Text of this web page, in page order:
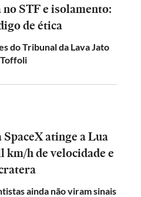
STF e isolamento:
de ética
do Tribunal da Lava Jato
SpaceX atinge a Lua
km/h de velocidade e
ainda não viram sinais